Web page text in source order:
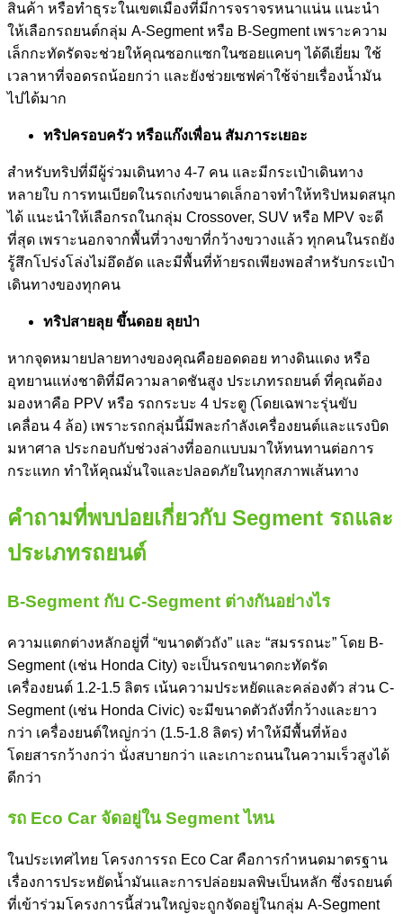
สินค้า หรือทำธุระในเขตเมืองที่มีการจราจรหนาแน่น แนะนำ
ให้เลือกรถยนต์กลุ่ม A-Segment หรือ B-Segment เพราะความ
เล็กกะทัดรัดจะช่วยให้คุณซอกแซกในซอยแคบๆ ได้ดีเยี่ยม ใช้
เวลาหาที่จอดรถน้อยกว่า และยังช่วยเซฟค่าใช้จ่ายเรื่องน้ำมัน
ไปได้มาก
ทริปครอบครัว หรือแก๊งเพื่อน สัมภาระเยอะ
สำหรับทริปที่มีผู้ร่วมเดินทาง 4-7 คน และมีกระเป๋าเดินทาง
หลายใบ การทนเบียดในรถเก๋งขนาดเล็กอาจทำให้ทริปหมดสนุก
ได้ แนะนำให้เลือกรถในกลุ่ม Crossover, SUV หรือ MPV จะดี
ที่สุด เพราะนอกจากพื้นที่วางขาที่กว้างขวางแล้ว ทุกคนในรถยัง
รู้สึกโปร่งโล่งไม่อึดอัด และมีพื้นที่ท้ายรถเพียงพอสำหรับกระเป๋า
เดินทางของทุกคน
ทริปสายลุย ขึ้นดอย ลุยป่า
หากจุดหมายปลายทางของคุณคือยอดดอย ทางดินแดง หรือ
อุทยานแห่งชาติที่มีความลาดชันสูง ประเภทรถยนต์ ที่คุณต้อง
มองหาคือ PPV หรือ รถกระบะ 4 ประตู (โดยเฉพาะรุ่นขับ
เคลื่อน 4 ล้อ) เพราะรถกลุ่มนี้มีพละกำลังเครื่องยนต์และแรงบิด
มหาศาล ประกอบกับช่วงล่างที่ออกแบบมาให้ทนทานต่อการ
กระแทก ทำให้คุณมั่นใจและปลอดภัยในทุกสภาพเส้นทาง
คำถามที่พบบ่อยเกี่ยวกับ Segment รถและ
ประเภทรถยนต์
B-Segment กับ C-Segment ต่างกันอย่างไร
ความแตกต่างหลักอยู่ที่ “ขนาดตัวถัง” และ “สมรรถนะ” โดย B-
Segment (เช่น Honda City) จะเป็นรถขนาดกะทัดรัด
เครื่องยนต์ 1.2-1.5 ลิตร เน้นความประหยัดและคล่องตัว ส่วน C-
Segment (เช่น Honda Civic) จะมีขนาดตัวถังที่กว้างและยาว
กว่า เครื่องยนต์ใหญ่กว่า (1.5-1.8 ลิตร) ทำให้มีพื้นที่ห้อง
โดยสารกว้างกว่า นั่งสบายกว่า และเกาะถนนในความเร็วสูงได้
ดีกว่า
รถ Eco Car จัดอยู่ใน Segment ไหน
ในประเทศไทย โครงการรถ Eco Car คือการกำหนดมาตรฐาน
เรื่องการประหยัดน้ำมันและการปล่อยมลพิษเป็นหลัก ซึ่งรถยนต์
ที่เข้าร่วมโครงการนี้ส่วนใหญ่จะถูกจัดอยู่ในกลุ่ม A-Segment